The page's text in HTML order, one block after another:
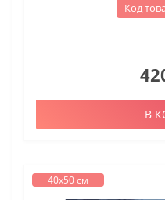
Код
В
40х50 см